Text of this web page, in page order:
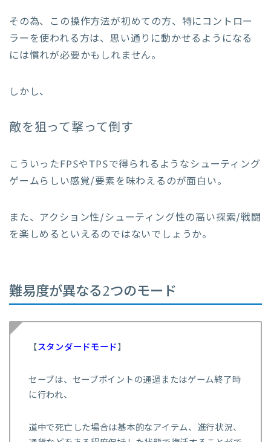
その為、この操作方法が初めての方、特にコントロー
ラーを使われる方は、思い通りに動かせるようになる
には慣れが必要かもしれません。
しかし、
敵を狙って撃って倒す
こういったFPSやTPSで得られるようなシューティング
ゲームらしい感覚/要素を味わえるのが面白い。
また、アクション性/シューティング性の高い探索/戦闘
を楽しめるといえるのではないでしょうか。
難易度が異なる2つのモード
【スタンダードモード】
セーブは、セーブポイントの通過またはゲーム終了時
に行われ、
道中で死亡した場合は基本的なアイテム、進行状況、